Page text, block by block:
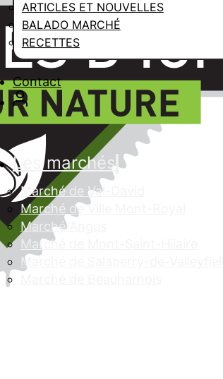
ARTICLES ET NOUVELLES
BALADO MARCHÉ
RECETTES
Contact
Les marchés
Marché de Val-David
Marché de Ville Mont-Royal
Marché Angus
Marché de Mont-Saint-Hilaire
Marché de Salaberry-de-Valleyfield